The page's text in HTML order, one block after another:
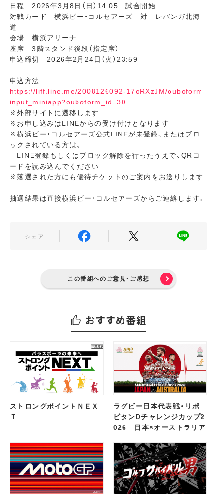
日程 2026年3月8日（日）14:05 試合開始
対戦カード 横浜ビー・コルセアーズ 対 レバンガ北海
道
会場 横浜アリーナ
座席 3階スタンド後段（指定席）
申込締切 2026年2月24日（火）23:59
申込方法
https://liff.line.me/2008126092-17oRXzJM/ouboform_
input_miniapp?ouboform_id=30
※外部サイトに遷移します
※お申し込みはLINEからの受け付けとなります
※横浜ビー・コルセアーズ公式LINEが未登録、またはブロ
ックされている方は、
LINE登録もしくはブロック解除を行ったうえで、QRコ
ードを読み込んでください
※落選された方にも優待チケットのご案内をお送りします
抽選結果は直接横浜ビー・コルセアーズからご連絡します。
シェア
この番組へのご意見・ご感想
おすすめ番組
ストロングポイントＮＥＸ
Ｔ
ラグビー日本代表戦・リポ
ビタンDチャレンジカップ2
026 日本×オーストラリア